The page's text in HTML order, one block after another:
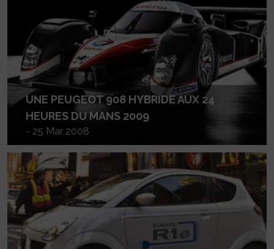
UNE PEUGEOT 908 HYBRIDE AUX 24
HEURES DU MANS 2009
- 25 Mar 2008